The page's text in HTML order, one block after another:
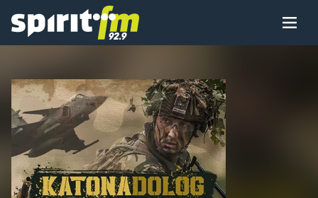
Spirit
Menü
Műsoraink
Arcaink